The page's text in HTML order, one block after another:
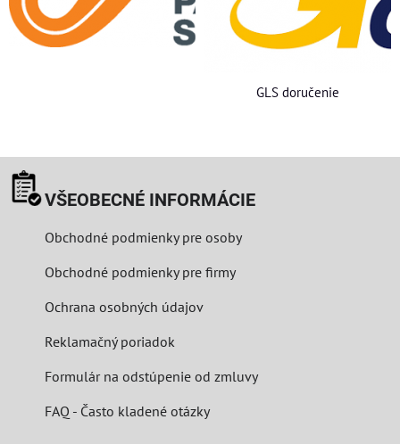
GLS doručenie
VŠEOBECNÉ INFORMÁCIE
Obchodné podmienky pre osoby
Obchodné podmienky pre firmy
Ochrana osobných údajov
Reklamačný poriadok
Formulár na odstúpenie od zmluvy
FAQ - Často kladené otázky